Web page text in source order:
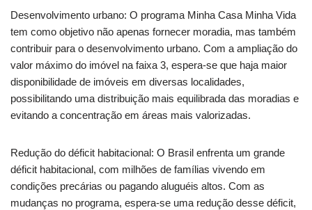
Desenvolvimento urbano: O programa Minha Casa Minha Vida
tem como objetivo não apenas fornecer moradia, mas também
contribuir para o desenvolvimento urbano. Com a ampliação do
valor máximo do imóvel na faixa 3, espera-se que haja maior
disponibilidade de imóveis em diversas localidades,
possibilitando uma distribuição mais equilibrada das moradias e
evitando a concentração em áreas mais valorizadas.
Redução do déficit habitacional: O Brasil enfrenta um grande
déficit habitacional, com milhões de famílias vivendo em
condições precárias ou pagando aluguéis altos. Com as
mudanças no programa, espera-se uma redução desse déficit,